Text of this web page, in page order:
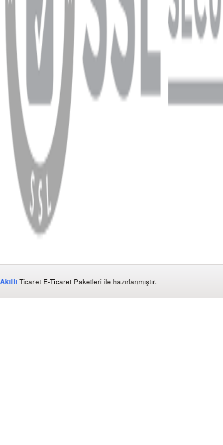
WhatsApp Facebook
Copyright
2026 Dükkan Hifi
Akıllı Ticaret E-Ticaret Paketleri ile hazırlanmıştır.